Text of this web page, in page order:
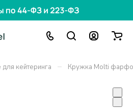
кейтеринга – Кружка Molti